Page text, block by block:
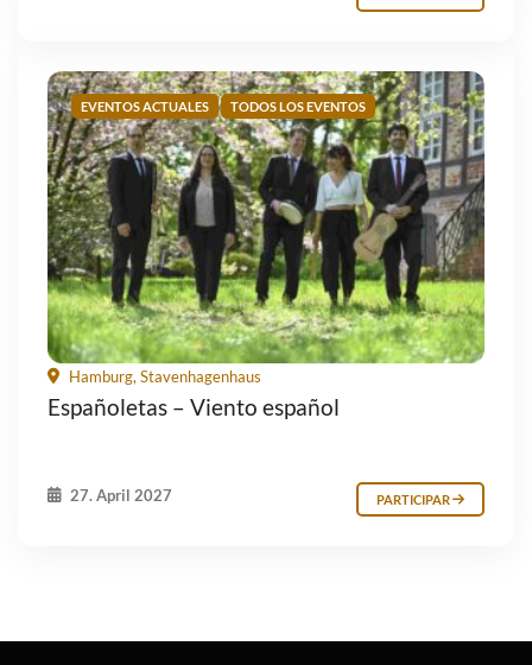
EVENTOS ACTUALES TODOS LOS EVENTOS
Hamburg, Stavenhagenhaus
Españoletas – Viento español
27. April 2027 PARTICIPAR